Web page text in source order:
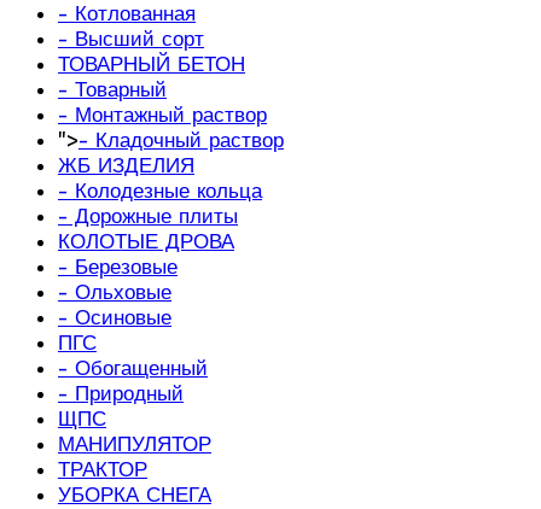
- Котлованная
- Высший сорт
ТОВАРНЫЙ БЕТОН
- Товарный
- Монтажный раствор
">- Кладочный раствор
ЖБ ИЗДЕЛИЯ
- Колодезные кольца
- Дорожные плиты
КОЛОТЫЕ ДРОВА
- Березовые
- Ольховые
- Осиновые
ПГС
- Обогащенный
- Природный
ЩПС
МАНИПУЛЯТОР
ТРАКТОР
УБОРКА СНЕГА